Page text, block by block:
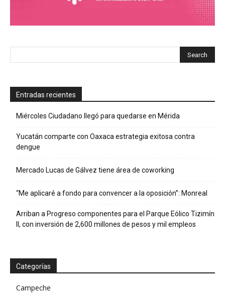
Entradas recientes
Miércoles Ciudadano llegó para quedarse en Mérida
Yucatán comparte con Oaxaca estrategia exitosa contra
dengue
Mercado Lucas de Gálvez tiene área de coworking
“Me aplicaré a fondo para convencer a la oposición”: Monreal
Arriban a Progreso componentes para el Parque Eólico Tizimín
II, con inversión de 2,600 millones de pesos y mil empleos
Categorías
Campeche